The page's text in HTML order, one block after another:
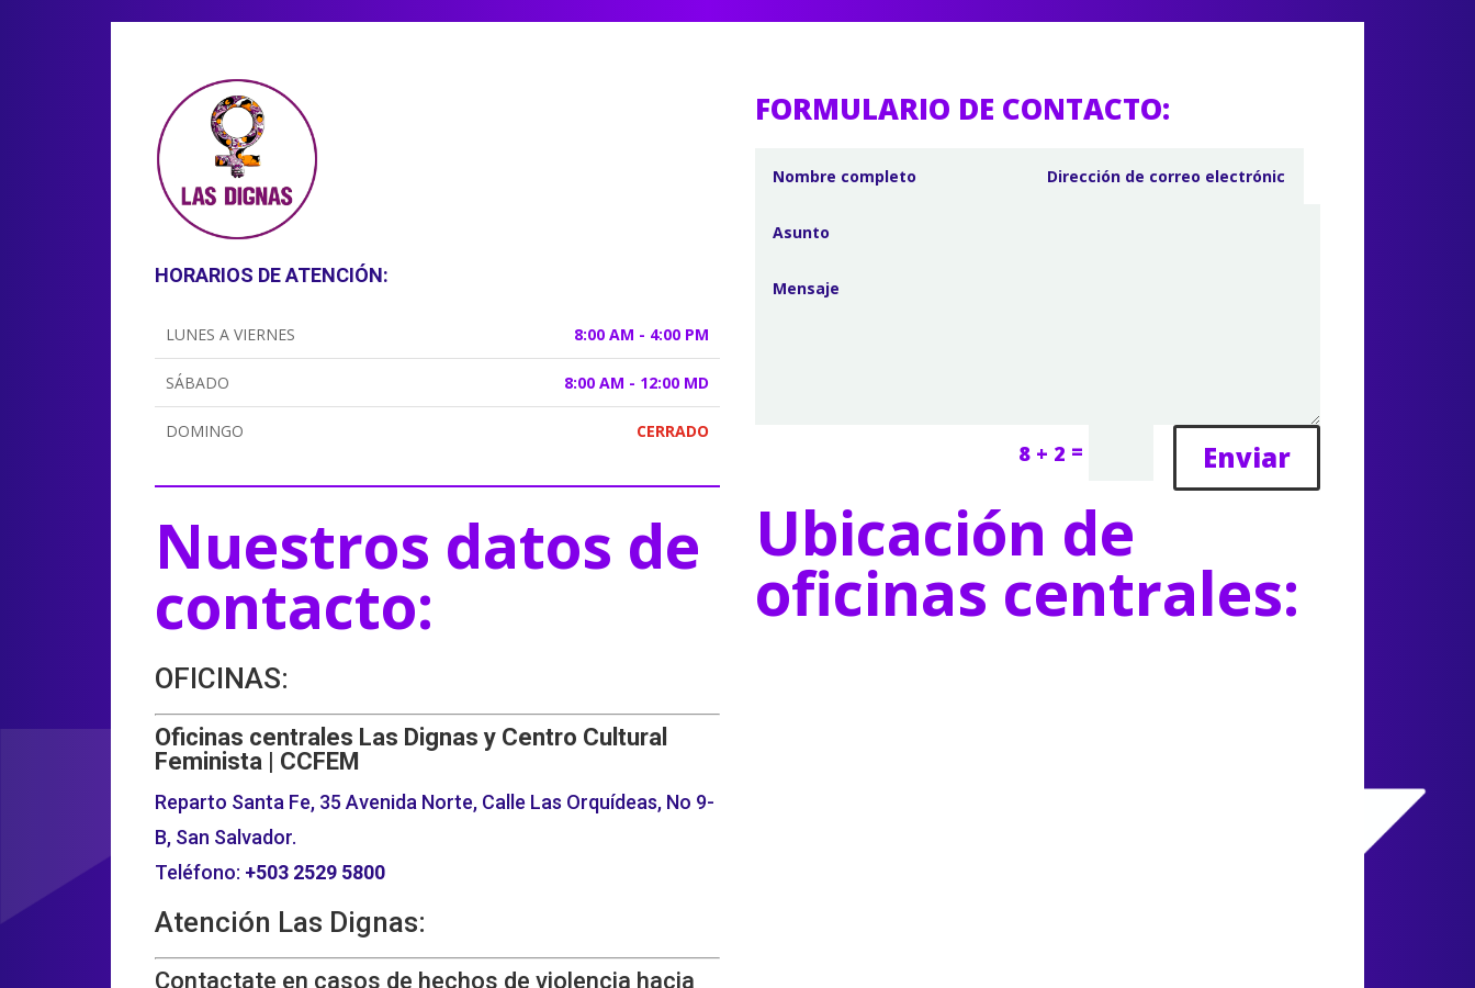
HORARIOS DE ATENCIÓN:
LUNES A VIERNES 8:00 AM - 4:00 PM
SÁBADO 8:00 AM - 12:00 MD
DOMINGO CERRADO
Nuestros datos de
contacto:
OFICINAS:
Oficinas centrales Las Dignas y Centro Cultural
Feminista | CCFEM
Reparto Santa Fe, 35 Avenida Norte, Calle Las Orquídeas, No 9-
B, San Salvador.
Teléfono: +503 2529 5800
Atención Las Dignas:
Contactate en casos de hechos de violencia hacia
FORMULARIO DE CONTACTO:
8 + 2 = Enviar
Ubicación de
oficinas centrales: